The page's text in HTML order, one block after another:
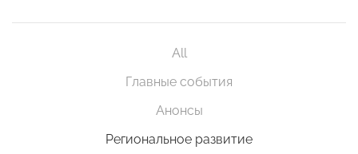
All
Главные события
Анонсы
Региональное развитие